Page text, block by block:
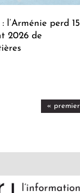
l’Arménie perd 15
2026 de
« premier